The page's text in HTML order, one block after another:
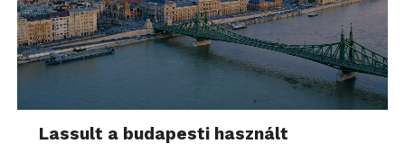
Lassult a budapesti használt